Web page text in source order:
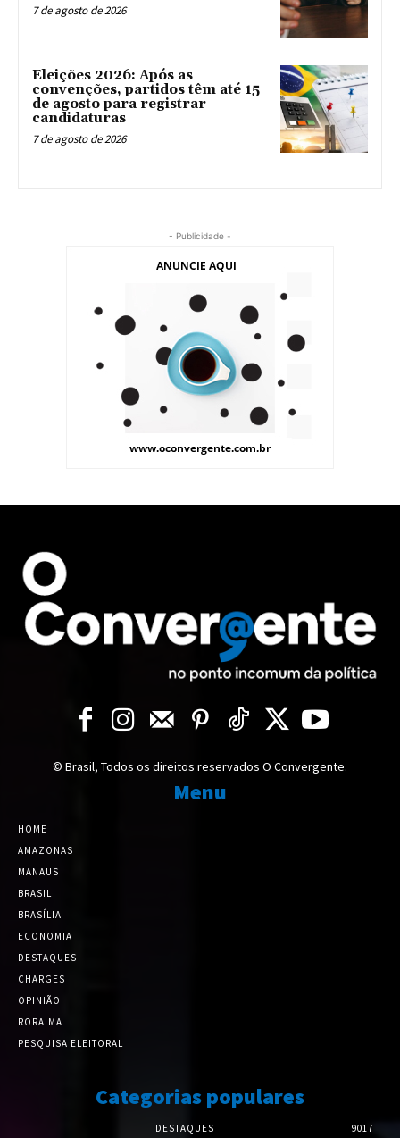
7 de agosto de 2026
Eleições 2026: Após as
convenções, partidos têm até 15
de agosto para registrar
candidaturas
7 de agosto de 2026
- Publicidade -
© Brasil, Todos os direitos reservados O Convergente.
Menu
HOME
AMAZONAS
MANAUS
BRASIL
BRASÍLIA
ECONOMIA
DESTAQUES
CHARGES
OPINIÃO
RORAIMA
PESQUISA ELEITORAL
Categorias populares
DESTAQUES 9017